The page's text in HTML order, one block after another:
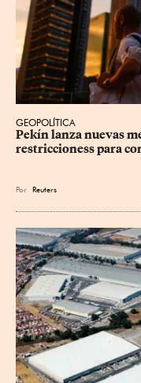
GEOPOLÍTICA
Pekín lanza nuevas
restriccioness para
Por Reuters